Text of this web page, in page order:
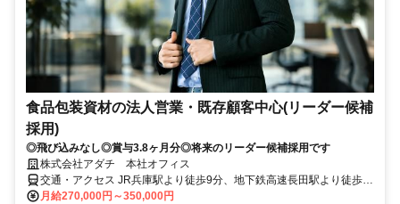
食品包装資材の法人営業・既存顧客中心(リーダー候補
採用)
◎飛び込みなし◎賞与3.8ヶ月分◎将来のリーダー候補採用です
株式会社アダチ 本社オフィス
交通・アクセス JR兵庫駅より徒歩9分、地下鉄高速長田駅より徒歩
10分
月給270,000円～350,000円